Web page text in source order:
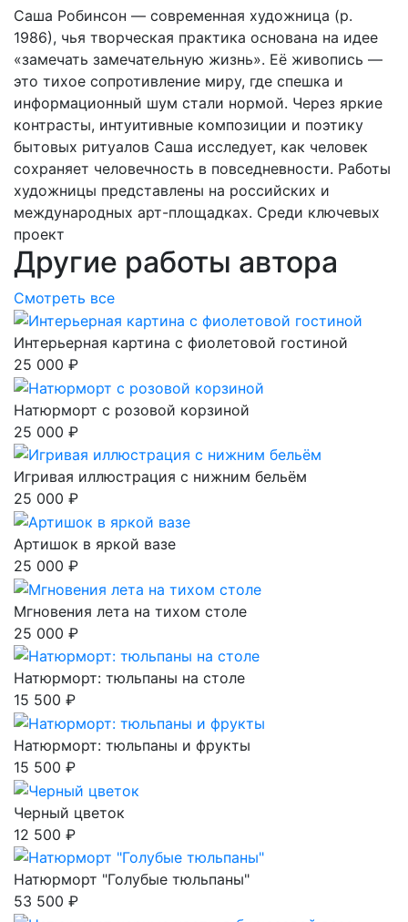
Саша Робинсон — современная художница (р.
1986), чья творческая практика основана на идее
«замечать замечательную жизнь». Её живопись —
это тихое сопротивление миру, где спешка и
информационный шум стали нормой. Через яркие
контрасты, интуитивные композиции и поэтику
бытовых ритуалов Саша исследует, как человек
сохраняет человечность в повседневности. Работы
художницы представлены на российских и
международных арт-площадках. Среди ключевых
проект
Другие работы автора
Смотреть все
Интерьерная картина с фиолетовой гостиной
25 000 ₽
Натюрморт с розовой корзиной
25 000 ₽
Игривая иллюстрация с нижним бельём
25 000 ₽
Артишок в яркой вазе
25 000 ₽
Мгновения лета на тихом столе
25 000 ₽
Натюрморт: тюльпаны на столе
15 500 ₽
Натюрморт: тюльпаны и фрукты
15 500 ₽
Черный цветок
12 500 ₽
Натюрморт "Голубые тюльпаны"
53 500 ₽